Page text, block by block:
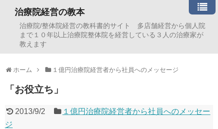
治療院経営の教本
治療院/整体院経営の教科書的サイト 多店舗経営から個人院
まで１０年以上治療院整体院を経営している３人の治療家が
教えます
ホーム １億円治療院経営者から社員へのメッセージ
「お役立ち」
2013/9/2
１億円治療院経営者から社員へのメッセー
ジ